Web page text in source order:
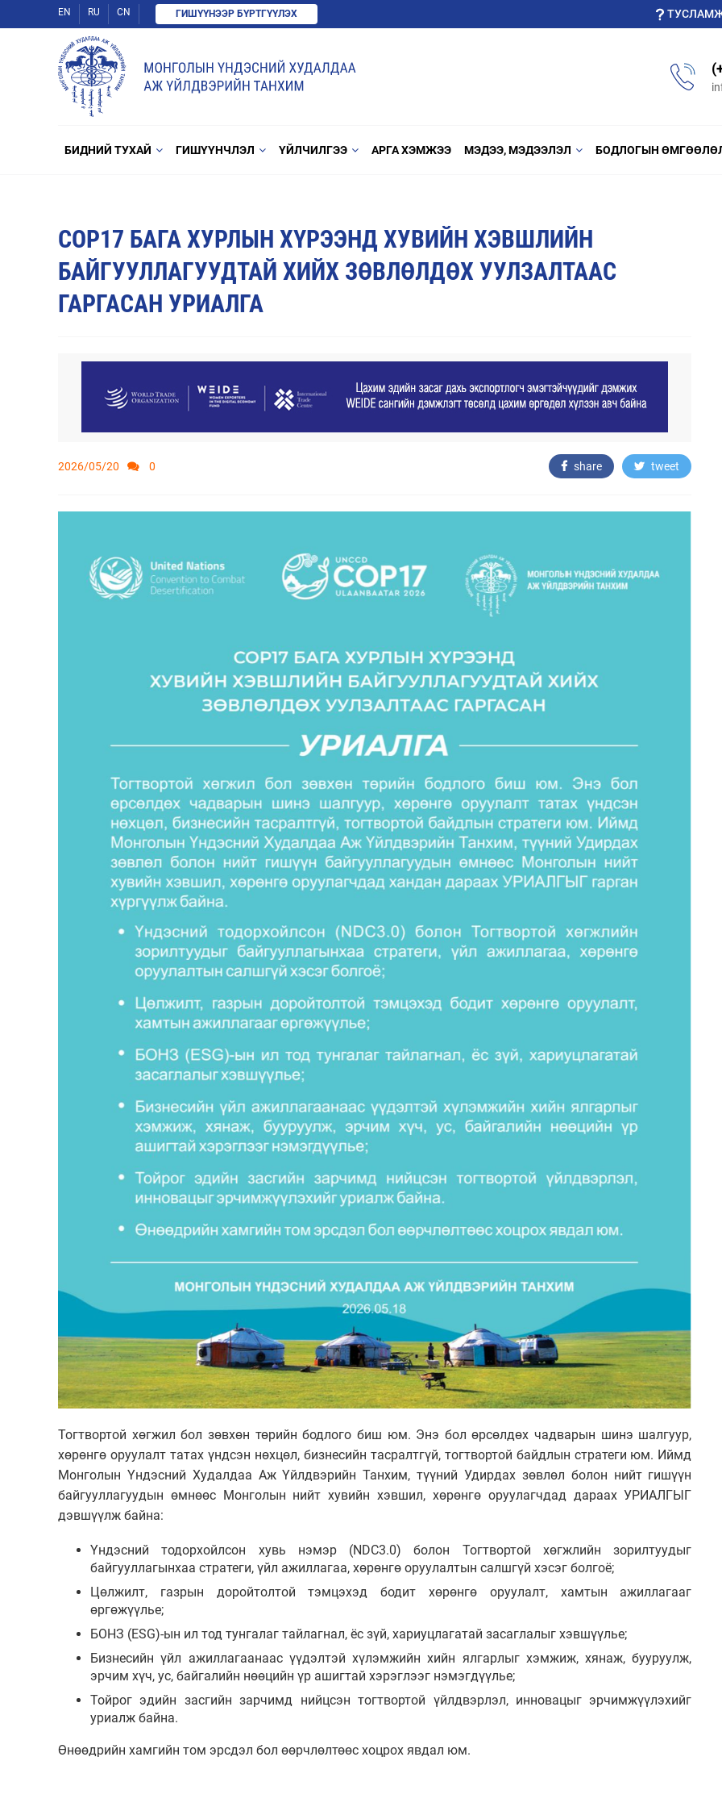
EN RU CN ГИШҮҮНЭЭР БҮРТГҮҮЛЭХ
БИДНИЙ ТУХАЙ ГИШҮҮНЧЛЭЛ ҮЙЛЧИЛГЭЭ АРГА ХЭМЖЭЭ МЭДЭЭ, МЭДЭЭЛЭЛ БОДЛОГЫН
COP17 БАГА ХУРЛЫН ХҮРЭЭНД ХУВИЙН ХЭВШЛИЙН
БАЙГУУЛЛАГУУДТАЙ ХИЙХ ЗӨВЛӨЛДӨХ УУЛЗАЛТААС
ГАРГАСАН УРИАЛГА
2026/05/20 0 share tweet
Тогтвортой хөгжил бол зөвхөн төрийн бодлого биш юм. Энэ бол өрсөлдөх чадварын шинэ шалгуур,
хөрөнгө оруулалт татах үндсэн нөхцөл, бизнесийн тасралтгүй, тогтвортой байдлын стратеги юм. Иймд
Монголын Үндэсний Худалдаа Аж Үйлдвэрийн Танхим, түүний Удирдах зөвлөл болон нийт гишүүн
байгууллагуудын өмнөөс Монголын нийт хувийн хэвшил, хөрөнгө оруулагчдад дараах УРИАЛГЫГ
дэвшүүлж байна:
Үндэсний тодорхойлсон хувь нэмэр (NDC3.0) болон Тогтвортой хөгжлийн зорилтуудыг
байгууллагынхаа стратеги, үйл ажиллагаа, хөрөнгө оруулалтын салшгүй хэсэг болгоё;
Цөлжилт, газрын доройтолтой тэмцэхэд бодит хөрөнгө оруулалт, хамтын ажиллагааг
өргөжүүлье;
БОНЗ (ESG)-ын ил тод тунгалаг тайлагнал, ёс зүй, хариуцлагатай засаглалыг хэвшүүлье;
Бизнесийн үйл ажиллагаанаас үүдэлтэй хүлэмжийн хийн ялгарлыг хэмжиж, хянаж, бууруулж,
эрчим хүч, ус, байгалийн нөөцийн үр ашигтай хэрэглээг нэмэгдүүлье;
Тойрог эдийн засгийн зарчимд нийцсэн тогтвортой үйлдвэрлэл, инновацыг эрчимжүүлэхийг
уриалж байна.
Өнөөдрийн хамгийн том эрсдэл бол өөрчлөлтөөс хоцрох явдал юм.